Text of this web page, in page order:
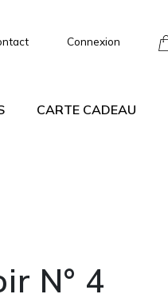
Connexion
CARTE CADEAU
N° 4